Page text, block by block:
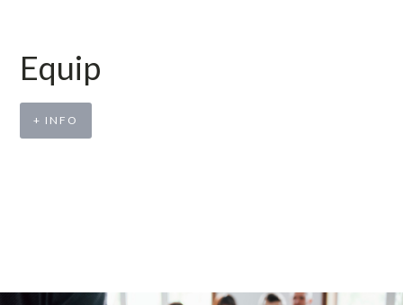
Equip
+ INFO